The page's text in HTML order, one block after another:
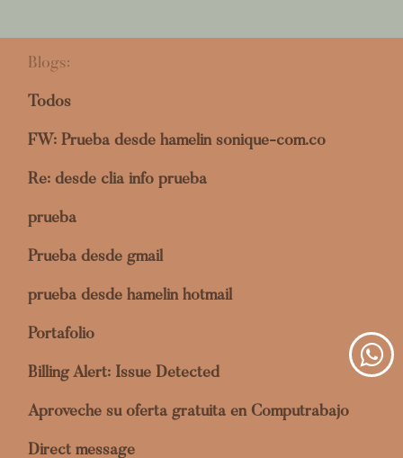
Blogs:
Todos
FW: Prueba desde hamelin sonique-com.co
Re: desde clia info prueba
prueba
Prueba desde gmail
prueba desde hamelin hotmail
Portafolio
Billing Alert: Issue Detected
Aproveche su oferta gratuita en Computrabajo
Direct message